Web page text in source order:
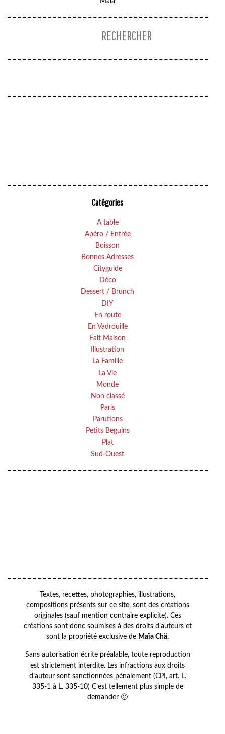
Catégories
A table
Apéro / Entrée
Boisson
Bonnes Adresses
Cityguide
Déco
Dessert / Brunch
DIY
En route
En Vadrouille
Fait Maison
Illustration
La Famille
La Vie
Monde
Non classé
Paris
Parutions
Petits Beguins
Plat
Sud-Ouest
Textes, recettes, photographies, illustrations,
compositions présents sur ce site, sont des créations
originales (sauf mention contraire explicite). Ces
créations sont donc soumises à des droits d’auteurs et
sont la propriété exclusive de Maïa Chä.
Sans autorisation écrite préalable, toute reproduction
est strictement interdite. Les infractions aux droits
d’auteur sont sanctionnées pénalement (CPI, art. L.
335-1 à L. 335-10) C’est tellement plus simple de
demander 🙂